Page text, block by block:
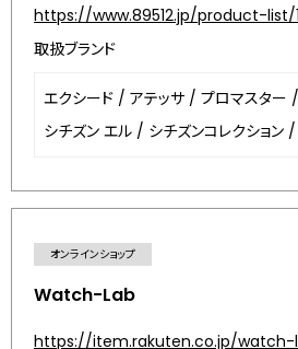
https://www.89512.jp/product-list/1
取扱ブランド
エクシード / アテッサ / プロマスター /
シチズン エル / シチズンコレクション /
オンラインショップ
Watch-Lab
https://item.rakuten.co.jp/